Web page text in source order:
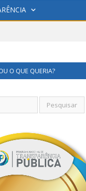
O QUE QUERIA?